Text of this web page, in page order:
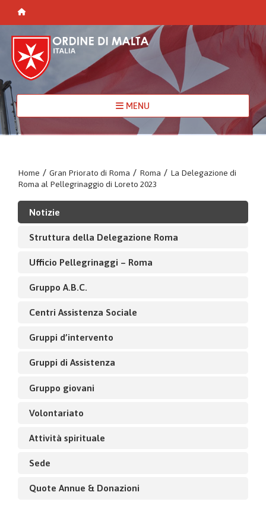
MENU
Home / Gran Priorato di Roma / Roma / La Delegazione di
Roma al Pellegrinaggio di Loreto 2023
Notizie
Struttura della Delegazione Roma
Ufficio Pellegrinaggi – Roma
Gruppo A.B.C.
Centri Assistenza Sociale
Gruppi d’intervento
Gruppi di Assistenza
Gruppo giovani
Volontariato
Attività spirituale
Sede
Quote Annue & Donazioni